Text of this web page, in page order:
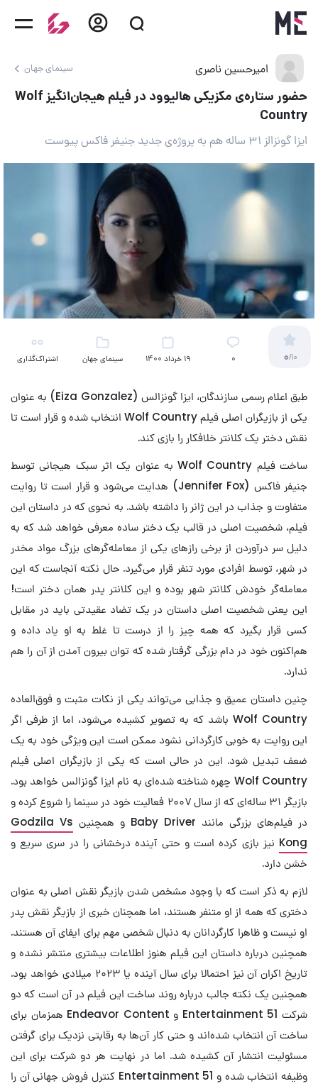
امیرحسین ناصری سینمای جهان
حضور ستاره‌ی مکزیکی هالیوود در فیلم هیجان‌انگیز Wolf
Country
ایزا گونزالز ۳۱ ساله هم به پروژه‌ی جدید جنیفر فاکس پیوست
0/10 ۰ 19 خرداد 1400 سینمای جهان اشتراک‌گذاری
طبق اعلام رسمی سازندگان، ایزا گونزالس (Eiza Gonzalez) به عنوان
یکی از بازیگران اصلی فیلم Wolf Country انتخاب شده و قرار است تا
نقش دختر یک کلانتر خلافکار را بازی کند.
ساخت فیلم Wolf Country به عنوان یک اثر سبک هیجانی توسط
جنیفر فاکس (Jennifer Fox) هدایت می‌شود و قرار است تا روایت
متفاوت و جذاب در این ژانر را داشته باشد. به نحوی که در داستان این
فیلم، شخصیت اصلی در قالب یک دختر ساده معرفی خواهد شد که به
دلیل سر درآوردن از برخی رازهای یکی از معامله‌گرهای بزرگ مواد مخدر
در شهر، توسط افرادی مورد تنفر قرار می‌گیرد. حال نکته آنجاست که این
معامله‌گر خودش کلانتر شهر بوده و این کلانتر پدر همان دختر است!
این یعنی شخصیت اصلی داستان در یک تضاد عقیدتی باید در مقابل
کسی قرار بگیرد که همه چیز را از درست تا غلط به او یاد داده و
هم‌اکنون خود در دام بزرگی گرفتار شده که توان بیرون آمدن از آن را هم
ندارد.
چنین داستان عمیق و جذابی می‌تواند یکی از نکات مثبت و فوق‌العاده
Wolf Country باشد که به تصویر کشیده می‌شود، اما از طرفی اگر
این روایت به خوبی کارگردانی نشود ممکن است این ویژگی خود به یک
ضعف تبدیل شود. این در حالی است که یکی از بازیگران اصلی فیلم
Wolf Country چهره شناخته شده‌ای به نام ایزا گونزالس خواهد بود.
بازیگر ۳۱ ساله‌ای که از سال ۲۰۰۷ فعالیت خود در سینما را شروع کرده و
در فیلم‌های بزرگی مانند Baby Driver و همچنین
Godzila Vs
Kong نیز بازی کرده است و حتی آینده درخشانی را در سری سریع و
خشن دارد.
لازم به ذکر است که با وجود مشخص شدن بازیگر نقش اصلی به عنوان
دختری که همه از او متنفر هستند، اما همچنان خبری از بازیگر نقش پدر
او نیست و ظاهرا کارگردانان به دنبال شخصی مهم برای ایفای آن هستند.
همچنین درباره داستان این فیلم هنوز اطلاعات بیشتری منتشر نشده و
تاریخ اکران آن نیز احتمالا برای سال آینده یا ۲۰۲۳ میلادی خواهد بود.
همچنین یک نکته جالب درباره روند ساخت این فیلم در آن است که دو
شرکت 51 Entertainment و Endeavor Content همزمان برای
ساخت آن انتخاب شده‌اند و حتی کار آن‌ها به رقابتی نزدیک برای گرفتن
مسئولیت انتشار آن کشیده شد. اما در نهایت هر دو شرکت برای این
وظیفه انتخاب شده و Entertainment 51 کنترل فروش جهانی آن را